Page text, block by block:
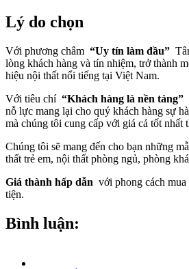
Lý do chọn
Với phương châm “Uy tín làm đầu”
lòng khách hàng và tín nhiệm, trở thành
hiệu nội thất nổi tiếng tại Việt Nam.
Với tiêu chí “Khách hàng là nền tảng”
nỗ lực mang lại cho quý khách hàng sự
mà chúng tôi cung cấp với giá cả tốt nhất
Chúng tôi sẽ mang đến cho bạn những
thất trẻ em, nội thất phòng ngủ, phòng
Giá thành hấp dẫn với phong cách mua
tiện.
Bình luận: